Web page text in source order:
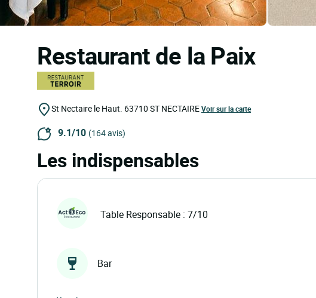
Restaurant de la Paix
St Nectaire le Haut. 63710 ST NECTAIREVoir sur la carte
9.1/10 (164 avis)
Les indispensables
Table Responsable : 7/10
Bar